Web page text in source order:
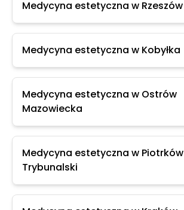
Medycyna estetyczna w Rzeszów
Medycyna estetyczna w Kobyłka
Medycyna estetyczna w Ostrów
Mazowiecka
Medycyna estetyczna w Piotrków
Trybunalski